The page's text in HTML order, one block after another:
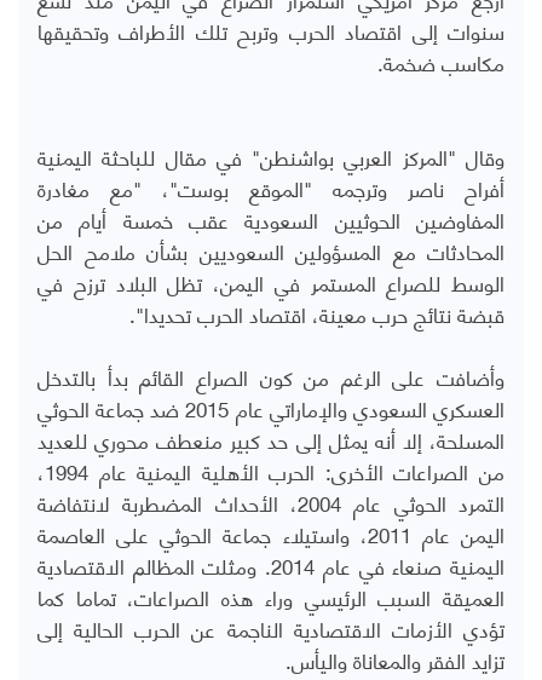
سنوات إلى اقتصاد الحرب وتربح تلك الأطراف وتحقيقها
مكاسب ضخمة.
وقال "المركز العربي بواشنطن" في مقال للباحثة اليمنية
أفراح ناصر وترجمه "الموقع بوست"، "مع مغادرة
المفاوضين الحوثيين السعودية عقب خمسة أيام من
المحادثات مع المسؤولين السعوديين بشأن ملامح الحل
الوسط للصراع المستمر في اليمن، تظل البلاد ترزح في
قبضة نتائج حرب معينة، اقتصاد الحرب تحديدا".
وأضافت على الرغم من كون الصراع القائم بدأ بالتدخل
العسكري السعودي والإماراتي عام 2015 ضد جماعة الحوثي
المسلحة، إلا أنه يمثل إلى حد كبير منعطف محوري للعديد
من الصراعات الأخرى: الحرب الأهلية اليمنية عام 1994،
التمرد الحوثي عام 2004، الأحداث المضطربة لانتفاضة
اليمن عام 2011، واستيلاء جماعة الحوثي على العاصمة
اليمنية صنعاء في عام 2014. ومثلت المظالم الاقتصادية
العميقة السبب الرئيسي وراء هذه الصراعات، تماما كما
تؤدي الأزمات الاقتصادية الناجمة عن الحرب الحالية إلى
تزايد الفقر والمعاناة واليأس.